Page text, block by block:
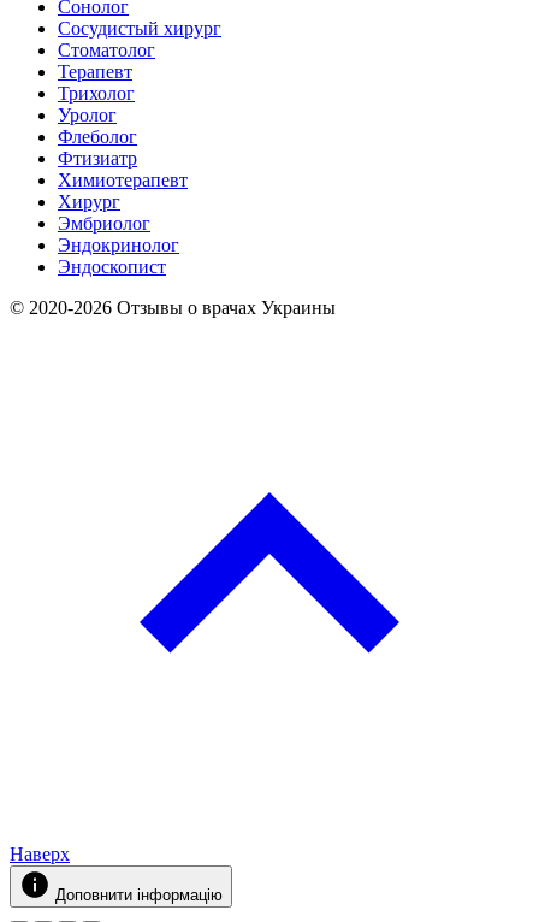
Сонолог
Сосудистый хирург
Стоматолог
Терапевт
Трихолог
Уролог
Флеболог
Фтизиатр
Химиотерапевт
Хирург
Эмбриолог
Эндокринолог
Эндоскопист
© 2020-2026 Отзывы о врачах Украины
Наверх
Доповнити інформацію